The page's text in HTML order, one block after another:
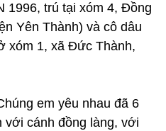
1996, trú tại xóm 4, Đồng
Yên Thành) và cô dâu
xóm 1, xã Đức Thành,
em yêu nhau đã 6
với cánh đồng làng, với